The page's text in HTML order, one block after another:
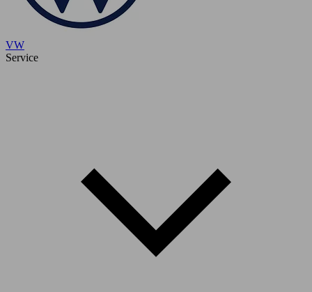
VW
Service